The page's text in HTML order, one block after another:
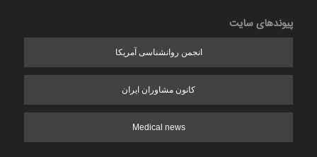
پیوندهای سایت
انجمن روانشناسی آمریکا
کانون مشاوران ایران
Medical news